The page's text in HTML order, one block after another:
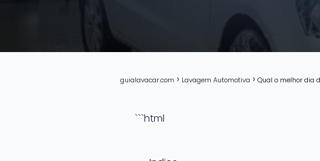
guialavacar.com Lavagem Automotiva Qual o melhor dia
```html